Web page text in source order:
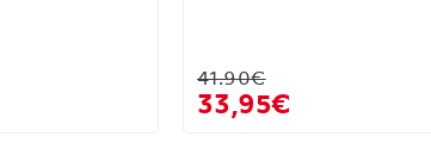
41.90€
33,95€